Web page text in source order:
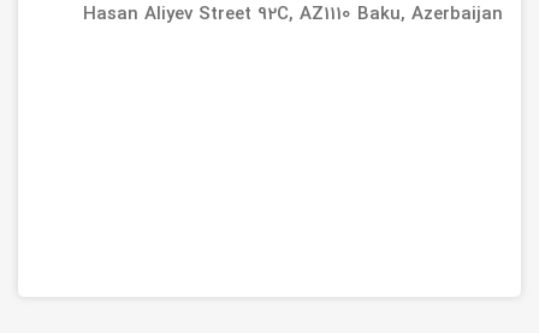
Hasan Aliyev Street 92C, AZ1110 Baku, Azerbaijan